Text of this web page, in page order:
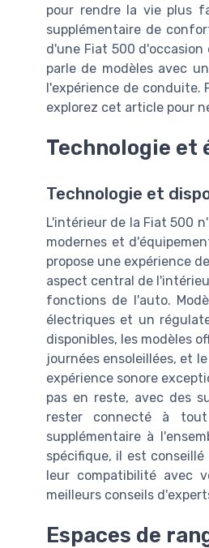
pour rendre la vie plus
supplémentaire de
d'une Fiat 500
parle de modèles avec
l'expérience de
explorez cet article pour
Technologie et
Technologie et
L'intérieur de la Fiat 500
modernes et
propose une expérience
aspect central de
fonctions de l'auto.
électriques et un
disponibles, les modèles
journées ensoleillées, et
expérience sonore
pas en reste, avec des
rester connecté à
supplémentaire à
spécifique, il est
leur compatibilité avec
meilleurs conseils
Espaces de